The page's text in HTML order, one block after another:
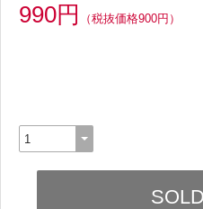
990円 （税抜価格900円）